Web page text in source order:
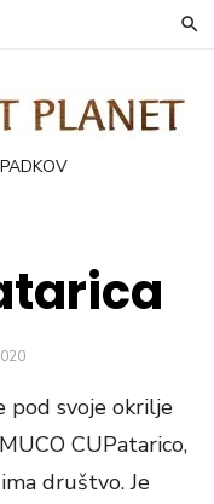
pod svoje okrilje
CUPatarico,
društvo. Je